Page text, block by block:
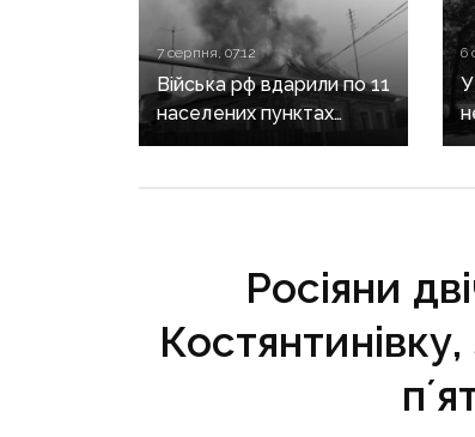
7 серпня, 07:12
Війська рф вдарили по 11
населених пунктах
Донеччини: одна людина
6
У
Росіяни